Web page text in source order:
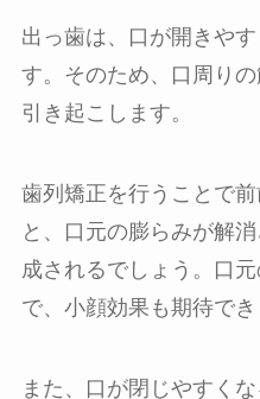
出っ歯は、口が開きや
す。そのため、口周り
引き起こします。
歯列矯正を行うことで
と、口元の膨らみが解
成されるでしょう。口
で、小顔効果も期待でき
また、口が閉じやすく